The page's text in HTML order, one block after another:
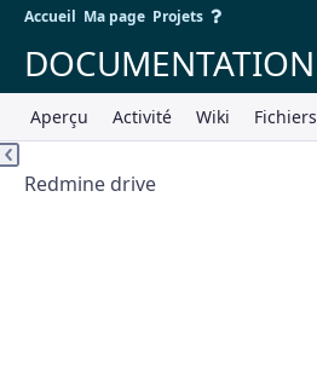
Accueil Ma page Projets
DOCUMENTATION
Aperçu Activité Wiki Fichiers
Redmine drive